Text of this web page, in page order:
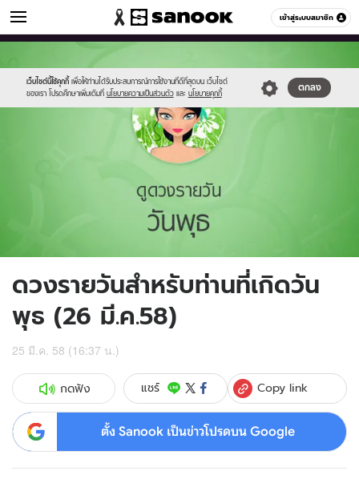
เข้าสู่ระบบสมาชิก
ดูดวง หมวดอื่นๆ
เว็บไซต์นี้ใช้คุกกี้ เพื่อให้ท่านได้รับประสบการณ์การใช้งานที่ดีที่สุดบน เว็บไซต์
ของเรา โปรดศึกษาเพิ่มเติมที่ นโยบายความเป็นส่วนตัว และ นโยบายคุกกี้
ตกลง
//s.isanook.com/sr/0/images/logo-
new-
sanook.png
//s.isanook.com/ho/0/ud/16/80177/4_wed.jpg
ดวงรายวันสำหรับท่านที่เกิดวัน
พุธ (26 มี.ค.58)
25 มี.ค. 58 (16:37 น.)
กดฟัง แชร์ Copy link
ตั้ง Sanook เป็นข่าวโปรดบน Google